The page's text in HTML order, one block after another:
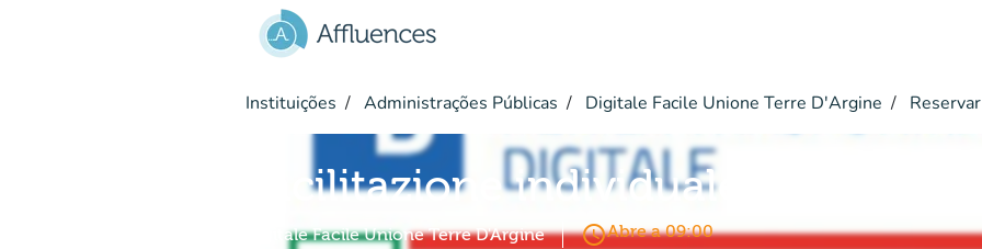
Instituições Administrações Públicas Digitale Facile Unione Terre D'Argine Reservar
Facilitazione individuale
Digitale Facile Unione Terre D'Argine access_timeAbre a 09:00